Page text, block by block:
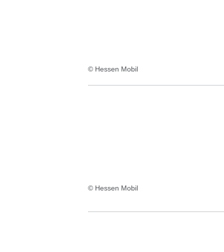
© Hessen Mobil
© Hessen Mobil